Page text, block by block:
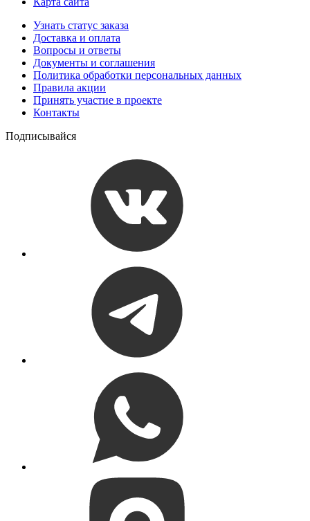
Узнать статус заказа
Доставка и оплата
Вопросы и ответы
Документы и соглашения
Политика обработки персональных данных
Правила акции
Принять участие в проекте
Контакты
Подписывайся